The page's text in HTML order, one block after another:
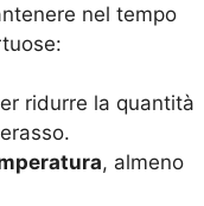
nel tempo
ridurre la quantità
, almeno